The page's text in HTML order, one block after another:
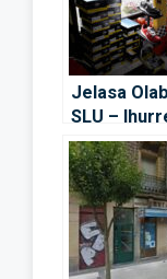
Jelasa
SLU –